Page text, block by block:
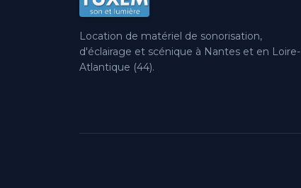
Location de matériel de sonorisation,
d'éclairage et scénique à Nantes et en Loire-
Atlantique (44).